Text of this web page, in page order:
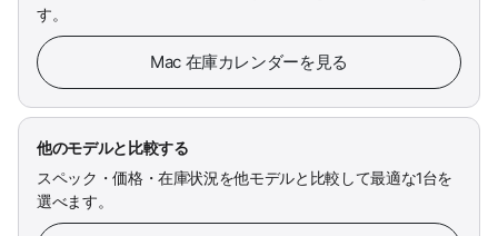
す。
Mac 在庫カレンダーを見る
他のモデルと比較する
スペック・価格・在庫状況を他モデルと比較して最適な1台を
選べます。